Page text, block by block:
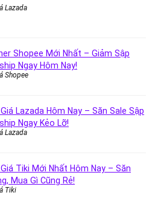
Lazada
Shopee Mới Nhất – Giảm Sập
Ngay Hôm Nay!
Shopee
Lazada Hôm Nay – Săn Sale Sập
Ngay Kẻo Lỡ!
Lazada
Tiki Mới Nhất Hôm Nay – Săn
Mua Gì Cũng Rẻ!
Tiki